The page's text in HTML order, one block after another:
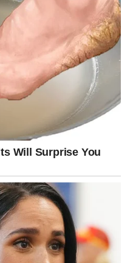
i iznenađenja.
tokom kojeg
tema.
nije zaboravila i da
prema vama.
srcu vraća se